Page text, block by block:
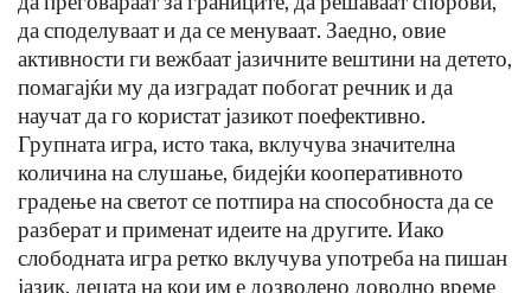
да споделуваат и да се менуваат. Заедно, овие
активности ги вежбаат јазичните вештини на детето,
помагајќи му да изградат побогат речник и да
научат да го користат јазикот поефективно.
Групната игра, исто така, вклучува значителна
количина на слушање, бидејќи кооперативното
градење на светот се потпира на способноста да се
разберат и применат идеите на другите. Иако
слободната игра ретко вклучува употреба на пишан
јазик, децата на кои им е дозволено доволно време